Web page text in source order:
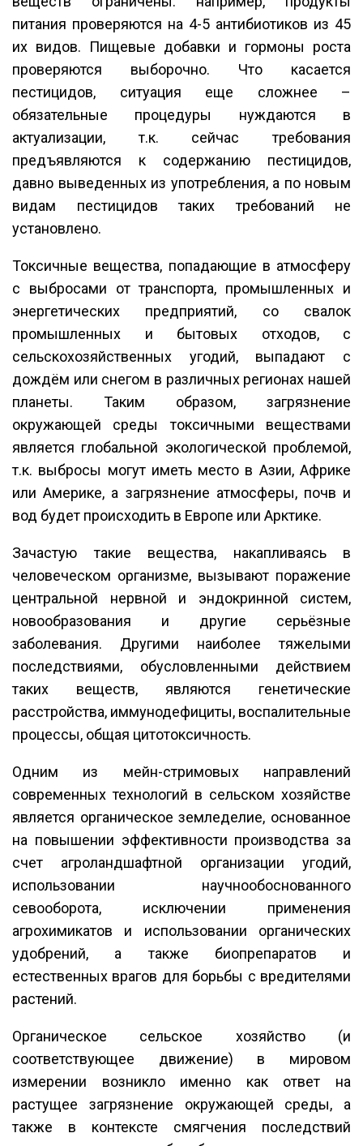
питания проверяются на 4-5 антибиотиков из 45
их видов. Пищевые добавки и гормоны роста
проверяются выборочно. Что касается
пестицидов, ситуация еще сложнее –
обязательные процедуры нуждаются в
актуализации, т.к. сейчас требования
предъявляются к содержанию пестицидов,
давно выведенных из употребления, а по новым
видам пестицидов таких требований не
установлено.
Токсичные вещества, попадающие в атмосферу
с выбросами от транспорта, промышленных и
энергетических предприятий, со свалок
промышленных и бытовых отходов, с
сельскохозяйственных угодий, выпадают с
дождём или снегом в различных регионах нашей
планеты. Таким образом, загрязнение
окружающей среды токсичными веществами
является глобальной экологической проблемой,
т.к. выбросы могут иметь место в Азии, Африке
или Америке, а загрязнение атмосферы, почв и
вод будет происходить в Европе или Арктике.
Зачастую такие вещества, накапливаясь в
человеческом организме, вызывают поражение
центральной нервной и эндокринной систем,
новообразования и другие серьёзные
заболевания. Другими наиболее тяжелыми
последствиями, обусловленными действием
таких веществ, являются генетические
расстройства, иммунодефициты, воспалительные
процессы, общая цитотоксичность.
Одним из мейн-стримовых направлений
современных технологий в сельском хозяйстве
является органическое земледелие, основанное
на повышении эффективности производства за
счет агроландшафтной организации угодий,
использовании научнообоснованного
севооборота, исключении применения
агрохимикатов и использовании органических
удобрений, а также биопрепаратов и
естественных врагов для борьбы с вредителями
растений.
Органическое сельское хозяйство (и
соответствующее движение) в мировом
измерении возникло именно как ответ на
растущее загрязнение окружающей среды, а
также в контексте смягчения последствий